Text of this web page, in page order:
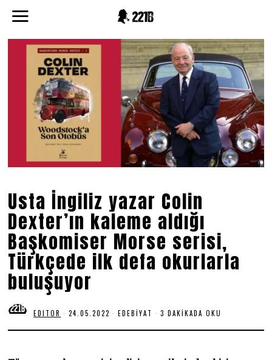
Usta İngiliz yazar Colin
Dexter’ın kaleme aldığı
Başkomiser Morse serisi,
Türkçede ilk defa okurlarla
buluşuyor
EDITOR 24.05.2022 2
.
EDEBIYAT 3 DAKIKADA OKU